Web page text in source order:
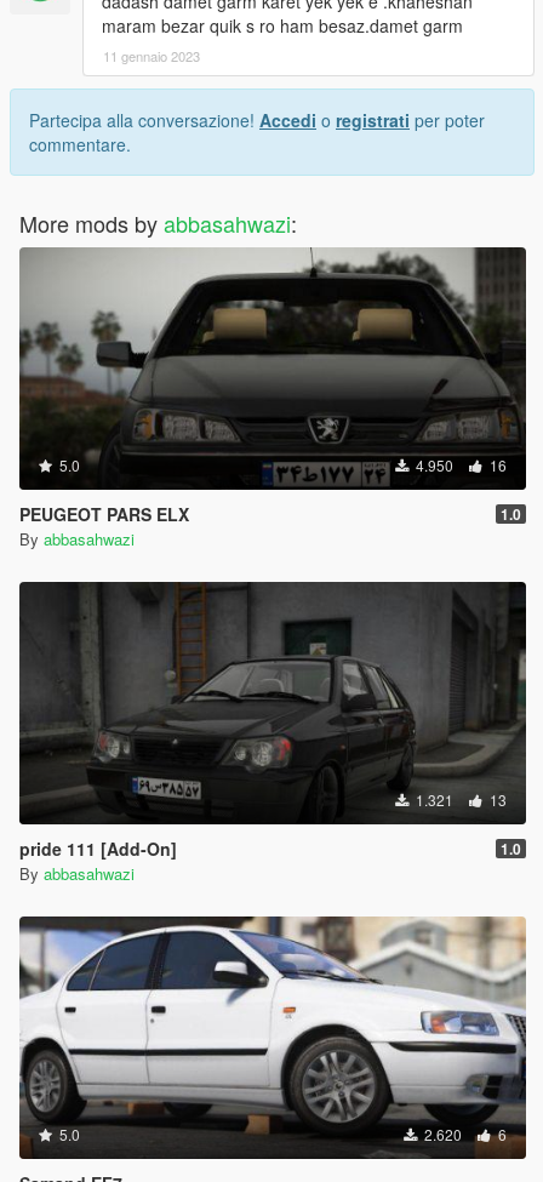
maram bezar quik s ro ham besaz.damet garm
11 gennaio 2023
Partecipa alla conversazione! Accedi o registrati per poter
commentare.
More mods byabbasahwazi:
5.0 4.950 16
PEUGEOT PARS ELX 1.0
By abbasahwazi
1.321 13
pride 111 [Add-On] 1.0
By abbasahwazi
5.0 2.620 6